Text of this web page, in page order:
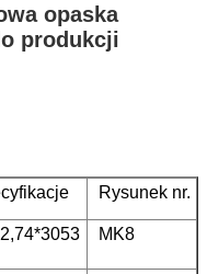
opaska
produkcji
Rysunek nr.
MK8